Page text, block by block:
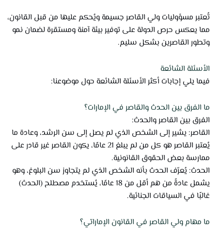
تُعتبر مسؤوليات ولي القاصر جسيمة ويُحكم عليها من قبل القانون،
مما يعكس حرص الدولة على توفير بيئة آمنة ومستقرة لضمان نمو
وتطور القاصرين بشكل سليم.
الأسئلة الشائعة
فيما يلي إجابات أكثر الأسئلة الشائعة حول موضوعنا:
ما الفرق بين الحدث والقاصر في الإمارات؟
الفرق بين القاصر والحدث:
القاصر: يشير إلى الشخص الذي لم يصل إلى سن الرشد، وعادة ما
يُعتبر القاصر هو كل من لم يبلغ 21 عامًا، يكون القاصر غير قادر على
ممارسة بعض الحقوق القانونية.
الحدث: يُعرّف الحدث بأنه الشخص الذي لم يتجاوز سن البلوغ، وهو
يشمل عادةً من هم أقل من 18 عامًا، يُستخدم مصطلح (الحدث)
غالبًا في السياقات الجنائية.
ما مهام ولي القاصر في القانون الإماراتي؟